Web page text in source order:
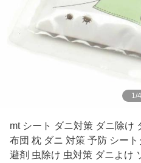
1 /4
mt シート ダニ対策 ダニ除け
布団 枕 ダニ 対策 予防 シー
避剤 虫除け 虫対策 ダニよけ